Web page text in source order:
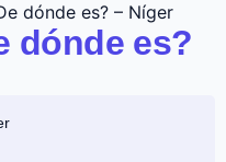
dónde es? – Níger
dónde es?